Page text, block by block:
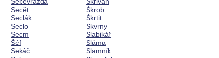
Sedět
Sedlák
Sedlo
Sedm
Šéf
Sekáč
Škrob
Škrtit
Skvrny
Slabikář
Sláma
Slamník